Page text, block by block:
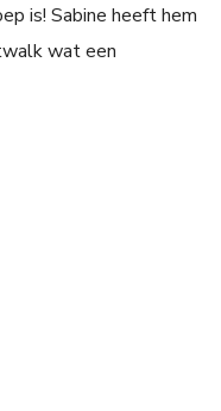
is! Sabine heeft hem
wat een